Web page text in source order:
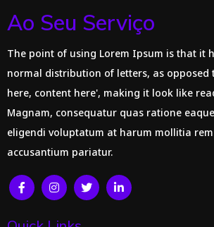
Ao Seu Serviço
The point of using Lorem Ipsum is that it
normal distribution of letters, as opposed
here, content here', making it look like
Magnam, consequatur quas ratione
eligendi voluptatum at harum mollitia
accusantium pariatur.